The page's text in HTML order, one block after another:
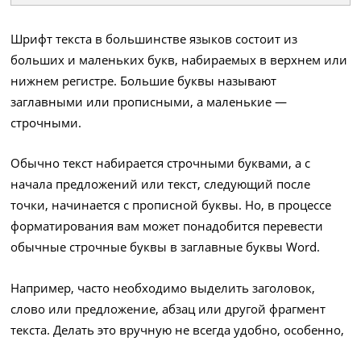
Шрифт текста в большинстве языков состоит из
больших и маленьких букв, набираемых в верхнем или
нижнем регистре. Большие буквы называют
заглавными или прописными, а маленькие —
строчными.
Обычно текст набирается строчными буквами, а с
начала предложений или текст, следующий после
точки, начинается с прописной буквы. Но, в процессе
форматирования вам может понадобится перевести
обычные строчные буквы в заглавные буквы Word.
Например, часто необходимо выделить заголовок,
слово или предложение, абзац или другой фрагмент
текста. Делать это вручную не всегда удобно, особенно,